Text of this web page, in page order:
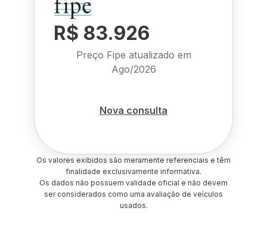
R$ 83.926
Preço Fipe atualizado em
Ago/2026
Nova consulta
Os valores exibidos são meramente referenciais e têm
finalidade exclusivamente informativa.
Os dados não possuem validade oficial e não devem
ser considerados como uma avaliação de veículos
usados.